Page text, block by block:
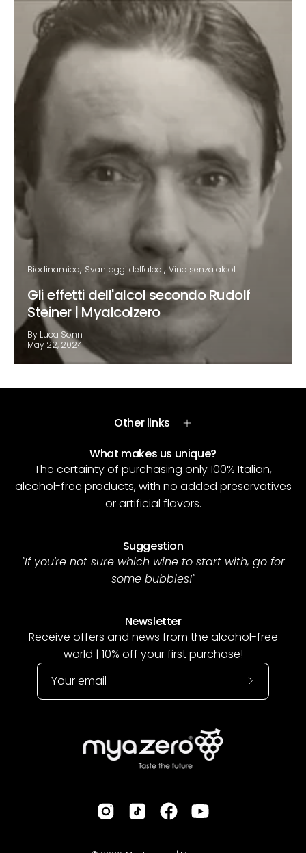
Biodinamica Svantaggi dell'alcol Vino senza alcol
Gli effetti dell'alcol secondo Rudolf
Steiner | Myalcolzero
By Luca Sonn
May 22, 2024
Other links
What makes us unique?
The certainty of purchasing only 100% Italian,
alcohol-free products, with no added preservatives
or artificial flavors.
Suggestion
"If you're not sure which wine to start with, go for
some bubbles!"
Newsletter
Receive offers and news from the alcohol-free
world | 10% off your first purchase!
Subscribe